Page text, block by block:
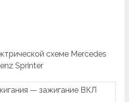
схеме Mercedes
Sprinter
— зажигание ВКЛ